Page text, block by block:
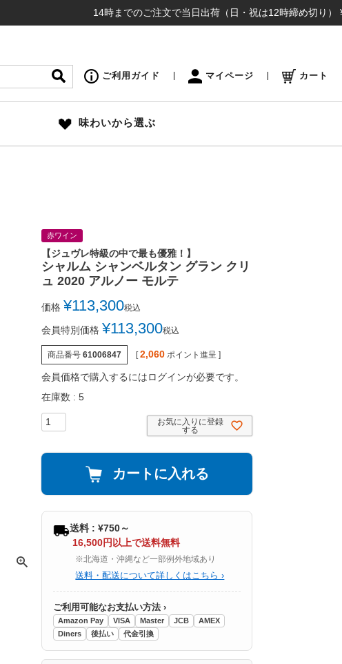
14時までのご注文で当日出荷（日・祝は12時締め切り）
ご利用ガイド マイページ カート
味わいから選ぶ
赤ワイン
【ジュヴレ特級の中で最も優雅！】
シャルム シャンベルタン グラン クリ
ュ 2020 アルノー モルテ
価格 ¥113,300税込
会員特別価格 ¥113,300税込
商品番号 61006847 [ 2,060 ポイント進呈 ]
会員価格で購入するにはログインが必要です。
在庫数
5
お気に入りに登録
する
カートに入れる
送料 : ¥750～
16,500円以上で送料無料
※北海道・沖縄など一部例外地域あり
送料・配送について詳しくはこちら ›
ご利用可能なお支払い方法 ›
Amazon Pay VISA Master JCB
AMEX
Diners
後払い 代金引換